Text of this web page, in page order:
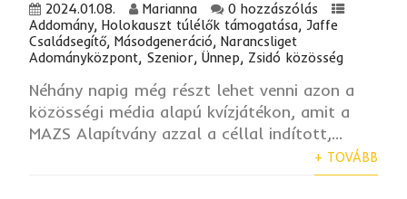
2024.01.08. Marianna
0 hozzászólás
Addomány,Holokauszt túlélők támogatása,Jaffe
Családsegítő,Másodgeneráció,Narancsliget
Adományközpont, Szenior,Ünnep, Zsidó közösség
Néhány napig még részt lehet venni azon a
közösségi média alapú kvízjátékon, amit a
MAZS Alapítvány azzal a céllal indított,...
+ TOVÁBB